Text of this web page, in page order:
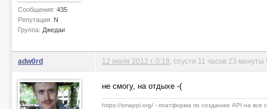
Сообщения: 435
Репутация: N
Группа: Джедаи
adw0rd 12 июля 2012 г. 0:18 , спустя 11 часов 23 минуты
не смогу, на отдыхе -(
https://smappi.org/ - платформа по созданию API на все